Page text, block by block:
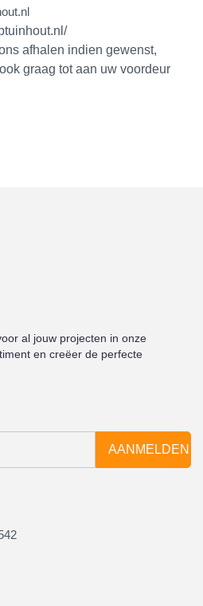
afhalen indien gewenst,
graag tot aan uw voordeur
al jouw projecten in onze
en creëer de perfecte
AANMELDEN